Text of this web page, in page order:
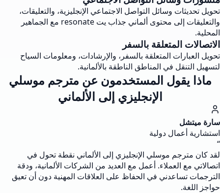
تحويل تحديثات وسائل التواصل الاجتماعي الإنجليزية، والتعليقات،
والتعليقات إلى محتوى ألماني جذاب يت resonate مع الجماهير
المحلية.
الاتصالات المتعلقة بالسفر
تحويل العبارات المتعلقة بالسفر، والإرشادات، ومعلومات السياح
لتسهيل التنقل في المناطق الناطقة بالألمانية.
ماذا يقول المستخدمون عن مترجم موسلي
الإنجليزي إلى الألماني
سارة ميتشل
استشارية أعمال دولية
“
لقد كان مترجم موسلي الإنجليزي إلى الألماني نقطة تحول في
اتصالاتي مع العملاء. أعمل مع العديد من الشركات الألمانية، ودقة
الترجمات تساعدني في الحفاظ على العلاقات المهنية دون أن تعيق
حواجز اللغة.